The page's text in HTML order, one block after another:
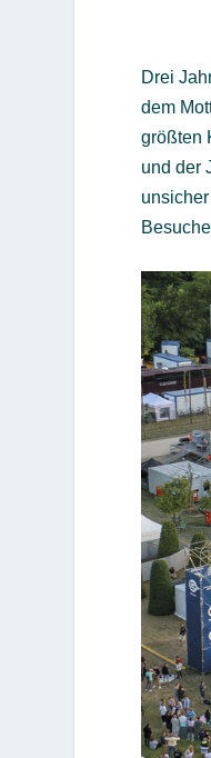
Drei
dem
größten
und der